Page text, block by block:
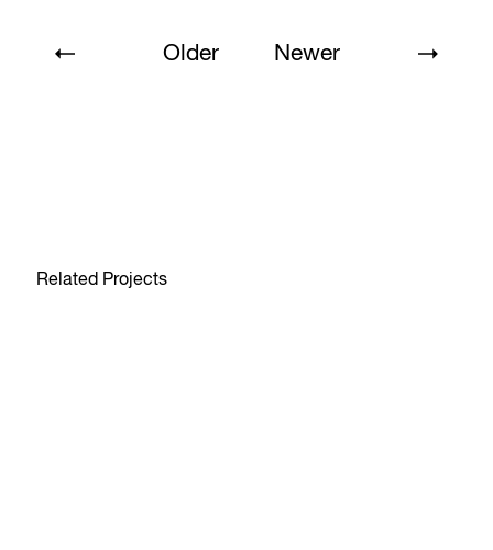
Older Newer
Related Projects